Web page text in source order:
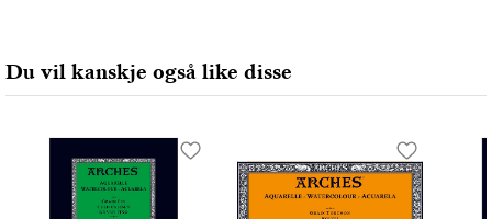
Du vil kanskje også like disse